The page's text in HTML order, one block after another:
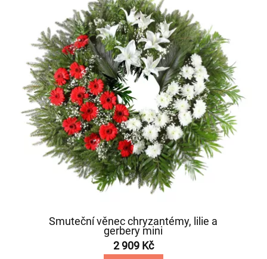
Smuteční věnec chryzantémy, lilie a
gerbery mini
2 909 Kč